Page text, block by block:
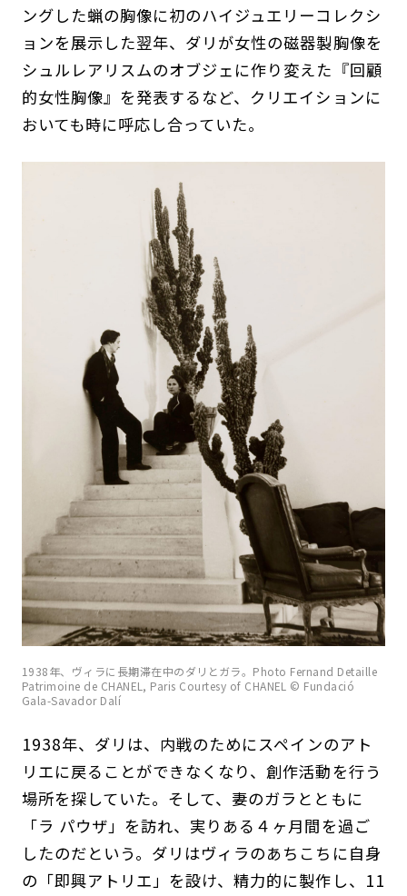
ングした蝋の胸像に初のハイジュエリーコレクシ
ョンを展示した翌年、ダリが女性の磁器製胸像を
シュルレアリスムのオブジェに作り変えた『回顧
的女性胸像』を発表するなど、クリエイションに
おいても時に呼応し合っていた。
1938年、ヴィラに長期滞在中のダリとガラ。Photo Fernand Detaille
Patrimoine de CHANEL, Paris Courtesy of CHANEL © Fundació
Gala-Savador Dalí
1938年、ダリは、内戦のためにスペインのアト
リエに戻ることができなくなり、創作活動を行う
場所を探していた。そして、妻のガラとともに
「ラ パウザ」を訪れ、実りある４ヶ月間を過ご
したのだという。ダリはヴィラのあちこちに自身
の「即興アトリエ」を設け、精力的に製作し、11